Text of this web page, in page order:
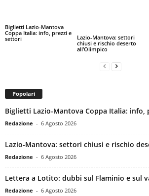
Biglietti Lazio-Mantova
Coppa Italia: info, prezzi e
settori
Lazio-Mantova: settori
chiusi e rischio deserto
all’Olimpico
Popolari
Biglietti Lazio-Mantova Coppa Italia: info,
Redazione - 6 Agosto 2026
Lazio-Mantova: settori chiusi e rischio
Redazione - 6 Agosto 2026
Lettera a Lotito: dubbi sul Flaminio e sul
Redazione - 6 Agosto 2026